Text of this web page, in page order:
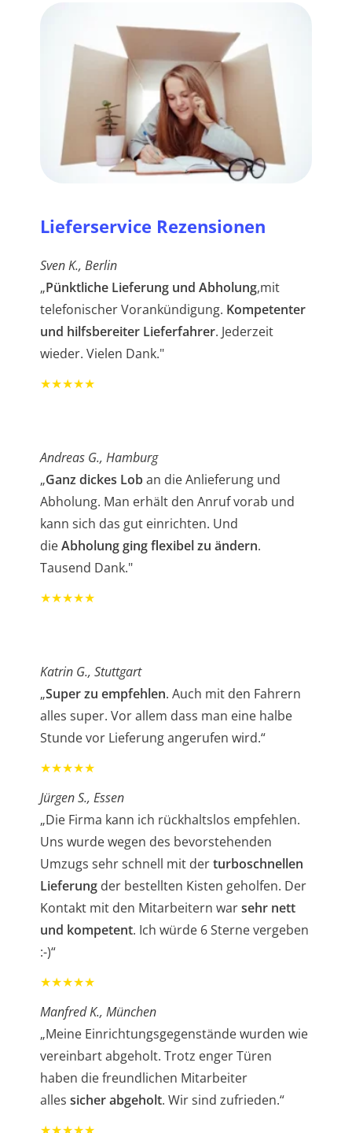
Lieferservice Rezensionen
Sven K., Berlin
„Pünktliche Lieferung und Abholung,mit
telefonischer Vorankündigung. Kompetenter
und hilfsbereiter Lieferfahrer. Jederzeit
wieder. Vielen Dank."
★★★★★
Andreas G., Hamburg
„Ganz dickes Loban die Anlieferung und
Abholung. Man erhält den Anruf vorab und
kann sich das gut einrichten. Und
dieAbholung ging flexibel zu ändern.
Tausend Dank."
★★★★★
Katrin G., Stuttgart
„Super zu empfehlen. Auch mit den Fahrern
alles super. Vor allem dass man eine halbe
Stunde vor Lieferung angerufen wird.“
★★★★★
Jürgen S., Essen
„Die Firma kann ich rückhaltslos empfehlen.
Uns wurde wegen des bevorstehenden
Umzugs sehr schnell mit derturboschnellen
Lieferung der bestellten Kisten geholfen. Der
Kontakt mit den Mitarbeitern warsehr nett
und kompetent. Ich würde 6 Sterne vergeben
:-)“
★★★★★
Manfred K., München
„Meine Einrichtungsgegenstände wurden wie
vereinbart abgeholt. Trotz enger Türen
haben die freundlichen Mitarbeiter
allessicher abgeholt. Wir sind zufrieden.“